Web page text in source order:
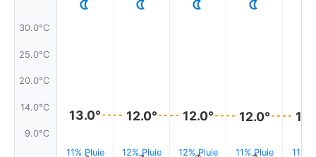
30.0°C
25.0°C
20.0°C
14.0°C
9.0°C
13.0°
11% Pluie
12.0°
12% Pluie
12.0°
12% Pluie
12.0°
11% Pluie 11%